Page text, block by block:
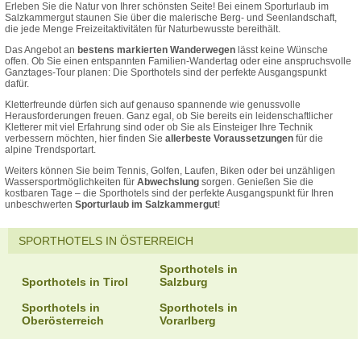
Erleben Sie die Natur von Ihrer schönsten Seite! Bei einem Sporturlaub im
Salzkammergut staunen Sie über die malerische Berg- und Seenlandschaft,
die jede Menge Freizeitaktivitäten für Naturbewusste bereithält.
Das Angebot an bestens markierten Wanderwegen lässt keine Wünsche
offen. Ob Sie einen entspannten Familien-Wandertag oder eine anspruchsvolle
Ganztages-Tour planen: Die Sporthotels sind der perfekte Ausgangspunkt
dafür.
Kletterfreunde dürfen sich auf genauso spannende wie genussvolle
Herausforderungen freuen. Ganz egal, ob Sie bereits ein leidenschaftlicher
Kletterer mit viel Erfahrung sind oder ob Sie als Einsteiger Ihre Technik
verbessern möchten, hier finden Sie allerbeste Voraussetzungen für die
alpine Trendsportart.
Weiters können Sie beim Tennis, Golfen, Laufen, Biken oder bei unzähligen
Wassersportmöglichkeiten für Abwechslung sorgen. Genießen Sie die
kostbaren Tage – die Sporthotels sind der perfekte Ausgangspunkt für Ihren
unbeschwerten Sporturlaub im Salzkammergut!
SPORTHOTELS IN ÖSTERREICH
Sporthotels in Tirol
Sporthotels in
Salzburg
Sporthotels in
Oberösterreich
Sporthotels in
Vorarlberg